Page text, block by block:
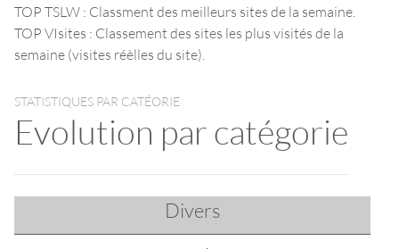
TOP TSLW : Classment des meilleurs sites de la semaine.
TOP VIsites : Classement des sites les plus visités de la
semaine (visites réèlles du site).
STATISTIQUES PAR CATÉORIE
Evolution par catégorie
Divers